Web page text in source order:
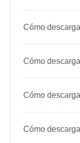
Cómo
Cómo
Cómo
Cómo